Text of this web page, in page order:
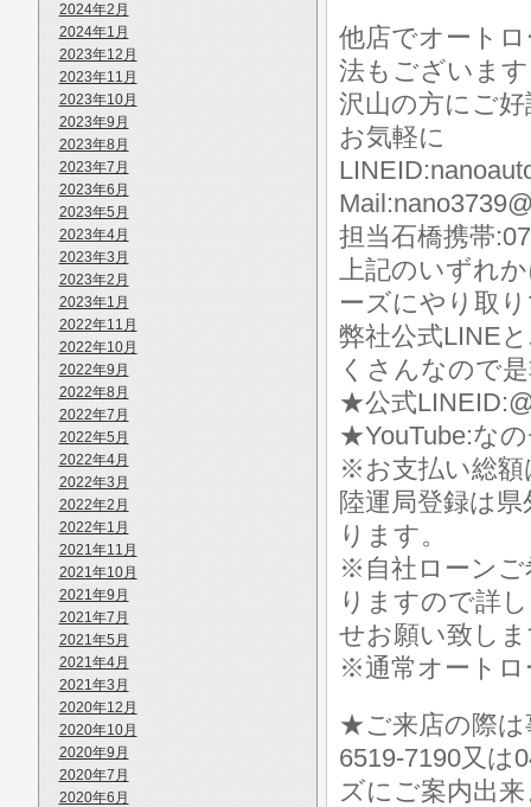
2024年2月
2024年1月
2023年12月
2023年11月
2023年10月
2023年9月
2023年8月
2023年7月
2023年6月
2023年5月
2023年4月
2023年3月
2023年2月
2023年1月
2022年11月
2022年10月
2022年9月
2022年8月
2022年7月
2022年5月
2022年4月
2022年3月
2022年2月
2022年1月
2021年11月
2021年10月
2021年9月
2021年7月
2021年5月
2021年4月
2021年3月
2020年12月
2020年10月
2020年9月
2020年7月
2020年6月
他店でオート
法もございま
沢山の方にご
お気軽に
担当石橋携帯
上記のいずれ
ーズにやり取
弊社公式LINE
くさんなので
★公式
★YouTube:な
※お支払い総額
陸運局登録は
ります。
※自社ローンご
りますので詳
せお願い致し
※通常オートロ
★ご来店の際は
6519-7190又は
ズにご案内出